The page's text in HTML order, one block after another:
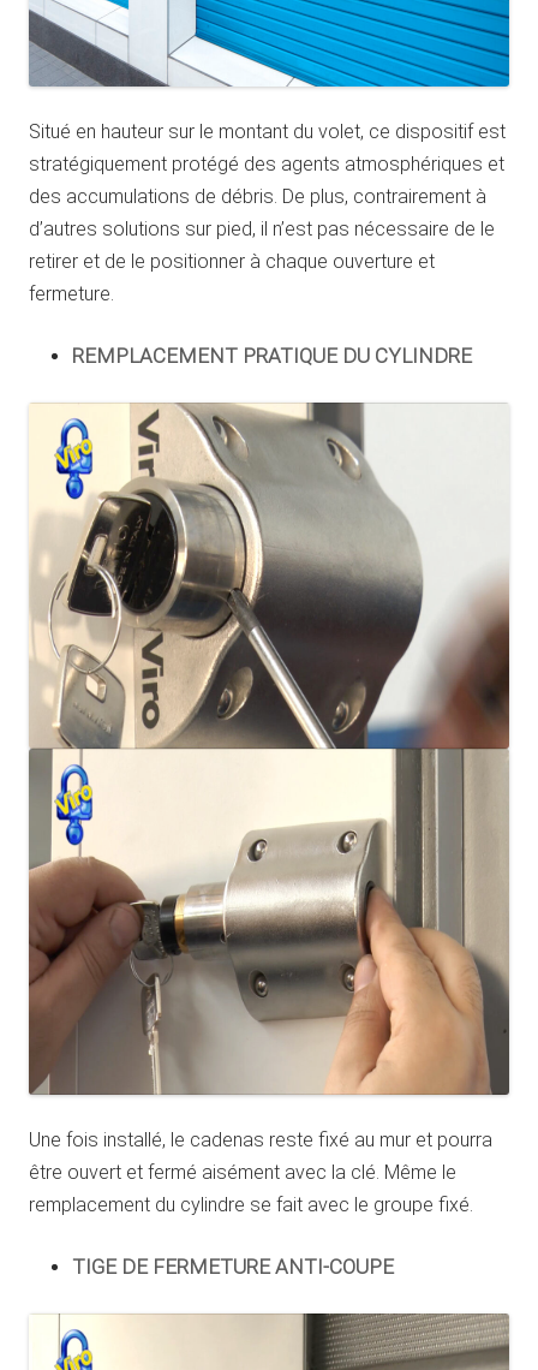
Situé en hauteur sur le montant du volet, ce dispositif est
stratégiquement protégé des agents atmosphériques et
des accumulations de débris. De plus, contrairement à
d’autres solutions sur pied, il n’est pas nécessaire de le
retirer et de le positionner à chaque ouverture et
fermeture.
REMPLACEMENT PRATIQUE DU CYLINDRE
Une fois installé, le cadenas reste fixé au mur et pourra
être ouvert et fermé aisément avec la clé. Même le
remplacement du cylindre se fait avec le groupe fixé.
TIGE DE FERMETURE ANTI-COUPE